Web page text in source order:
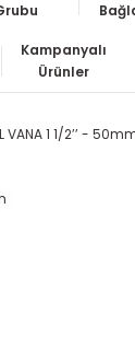
Kampanyalı
Ürünler
VANA 1 1/2’’ -